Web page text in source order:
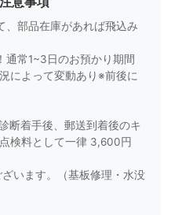
、部品在庫があれば飛込み
通常1~3日のお預かり期間
によって変動あり※前後に
断着手後、郵送到着後のキ
検料として一律 3,600円
います。（基板修理・水没